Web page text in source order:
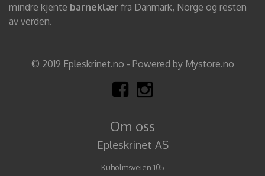
mindre kjente barneklær fra Danmark, Norge og resten
av verden.
© 2019 Epleskrinet.no - Powered by Mystore.no
Om oss
Epleskrinet AS
Kuholmsveien 105